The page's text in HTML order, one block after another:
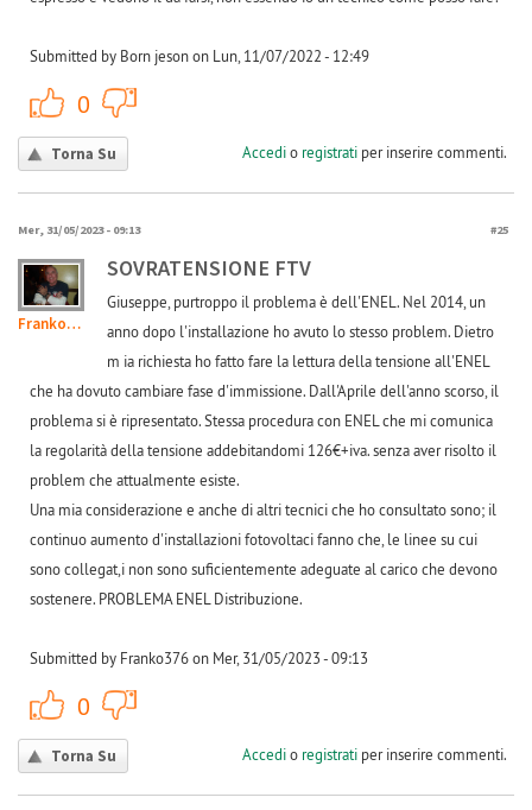
Submitted by Born jeson on Lun, 11/07/2022 - 12:49
0
Torna Su Accedio registratiper inserire commenti.
Mer, 31/05/2023 - 09:13 #25
Franko376
SOVRATENSIONE FTV
Giuseppe, purtroppo il problema è dell'ENEL. Nel 2014, un
anno dopo l'installazione ho avuto lo stesso problem. Dietro
m ia richiesta ho fatto fare la lettura della tensione all'ENEL
che ha dovuto cambiare fase d'immissione. Dall'Aprile dell'anno scorso, il
problema si è ripresentato. Stessa procedura con ENEL che mi comunica
la regolarità della tensione addebitandomi 126€+iva. senza aver risolto il
problem che attualmente esiste.
Una mia considerazione e anche di altri tecnici che ho consultato sono; il
continuo aumento d'installazioni fotovoltaci fanno che, le linee su cui
sono collegat,i non sono suficientemente adeguate al carico che devono
sostenere. PROBLEMA ENEL Distribuzione.
Submitted by Franko376 on Mer, 31/05/2023 - 09:13
0
Torna Su Accedio registratiper inserire commenti.